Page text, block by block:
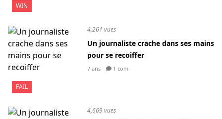
WIN
FAIL
4,261 vues
Un journaliste crache dans ses mains
pour se recoiffer
7 ans 1 com
4,669 vues